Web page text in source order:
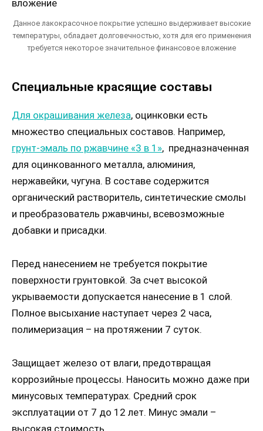
Данное лакокрасочное покрытие успешно выдерживает высокие
температуры, обладает долговечностью, хотя для его применения
требуется некоторое значительное финансовое вложение
Специальные красящие составы
Для окрашивания железа, оцинковки есть
множество специальных составов. Например,
грунт-эмаль по ржавчине «3 в 1», предназначенная
для оцинкованного металла, алюминия,
нержавейки, чугуна. В составе содержится
органический растворитель, синтетические смолы
и преобразователь ржавчины, всевозможные
добавки и присадки.
Перед нанесением не требуется покрытие
поверхности грунтовкой. За счет высокой
укрываемости допускается нанесение в 1 слой.
Полное высыхание наступает через 2 часа,
полимеризация – на протяжении 7 суток.
Защищает железо от влаги, предотвращая
коррозийные процессы. Наносить можно даже при
минусовых температурах. Средний срок
эксплуатации от 7 до 12 лет. Минус эмали –
высокая стоимость.